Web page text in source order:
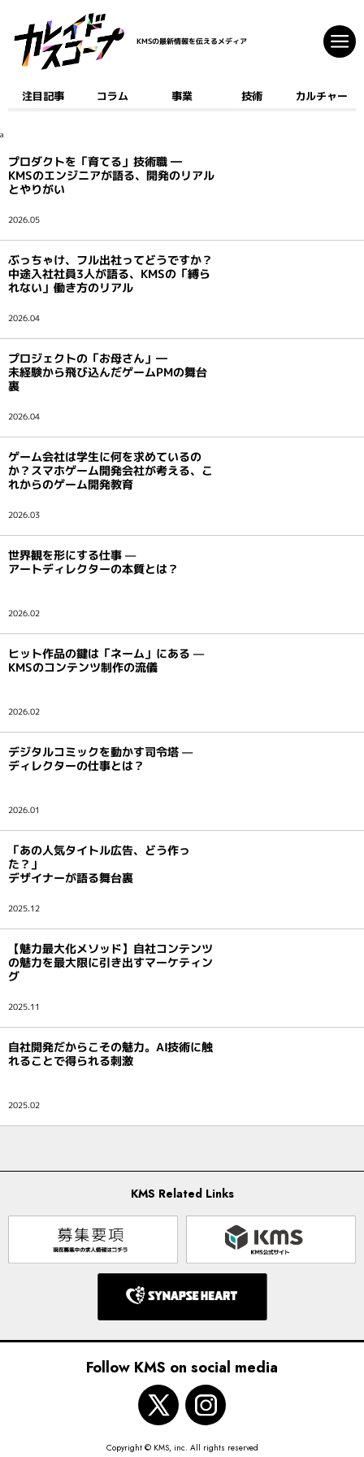
技術
開発
ゲーム
マーケティング
インタビュー
KMSの最新情報を伝えるメディア
注目記事 コラム 事業 技術 カルチャー
a
2026.05
プロダクトを「育てる」技術職 ―
KMSのエンジニアが語る、開発のリアル
とやりがい
2026.04
ぶっちゃけ、フル出社ってどうですか？
中途入社社員3人が語る、KMSの「縛ら
れない」働き方のリアル
2026.04
プロジェクトの「お母さん」―
未経験から飛び込んだゲームPMの舞台
裏
2026.03
ゲーム会社は学生に何を求めているの
か？スマホゲーム開発会社が考える、こ
れからのゲーム開発教育
2026.02
世界観を形にする仕事 —
アートディレクターの本質とは？
2026.02
ヒット作品の鍵は「ネーム」にある —
KMSのコンテンツ制作の流儀
2026.01
デジタルコミックを動かす司令塔 —
ディレクターの仕事とは？
2025.12
「あの人気タイトル広告、どう作っ
た？」
デザイナーが語る舞台裏
2025.11
【魅力最大化メソッド】自社コンテンツ
の魅力を最大限に引き出すマーケティン
グ
2025.02
自社開発だからこその魅力。AI技術に触
れることで得られる刺激
KMS Related Links
Follow KMS on social media
Copyright © KMS, inc. All rights reserved